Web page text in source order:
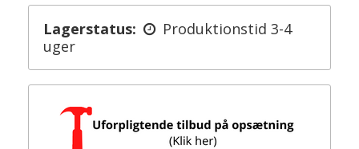
Lagerstatus:
Produktionstid 3-4
uger